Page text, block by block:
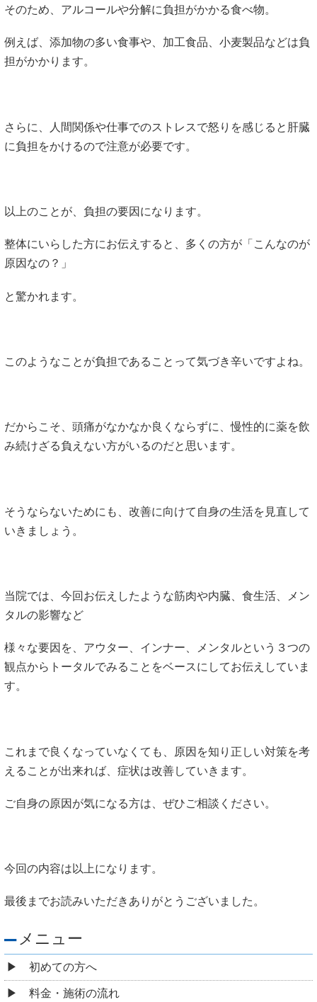
そのため、アルコールや分解に負担がかかる食べ物。
例えば、添加物の多い食事や、加工食品、小麦製品などは負
担がかかります。
さらに、人間関係や仕事でのストレスで怒りを感じると肝臓
に負担をかけるので注意が必要です。
以上のことが、負担の要因になります。
整体にいらした方にお伝えすると、多くの方が「こんなのが
原因なの？」
と驚かれます。
このようなことが負担であることって気づき辛いですよね。
だからこそ、頭痛がなかなか良くならずに、慢性的に薬を飲
み続けざる負えない方がいるのだと思います。
そうならないためにも、改善に向けて自身の生活を見直して
いきましょう。
当院では、今回お伝えしたような筋肉や内臓、食生活、メン
タルの影響など
様々な要因を、アウター、インナー、メンタルという３つの
観点からトータルでみることをベースにしてお伝えしていま
す。
これまで良くなっていなくても、原因を知り正しい対策を考
えることが出来れば、症状は改善していきます。
ご自身の原因が気になる方は、ぜひご相談ください。
今回の内容は以上になります。
最後までお読みいただきありがとうございました。
メニュー
初めての方へ
料金・施術の流れ